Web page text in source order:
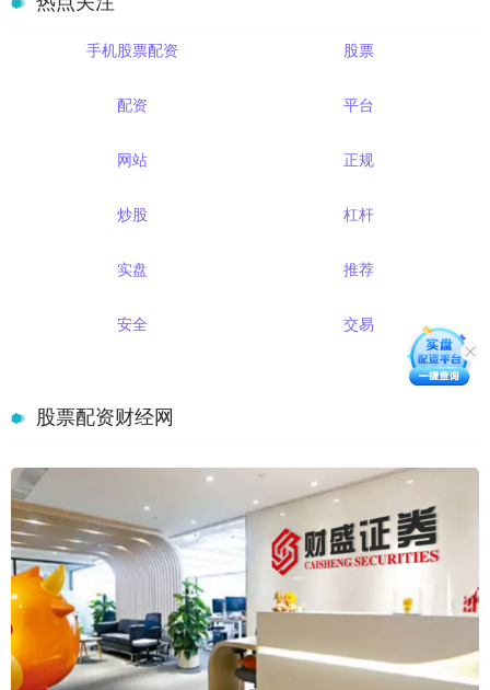
手机股票配资 股票
配资 平台
网站 正规
炒股 杠杆
实盘 推荐
安全 交易
股票配资财经网